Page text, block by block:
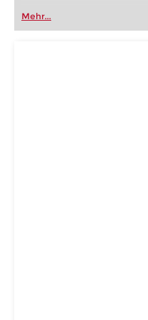
Mehr...